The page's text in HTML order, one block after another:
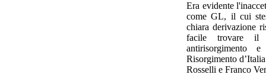
Era evidente
come GL, il cui
chiara derivazione
facile trovare il
antirisorgimento
Risorgimento
Rosselli e Franco